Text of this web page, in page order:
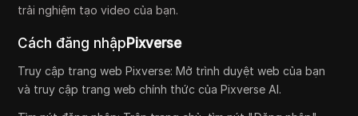
trải nghiệm tạo video của bạn.
Cách đăng nhậpPixverse
Truy cập trang web Pixverse: Mở trình duyệt web của bạn
và truy cập trang web chính thức của Pixverse AI.